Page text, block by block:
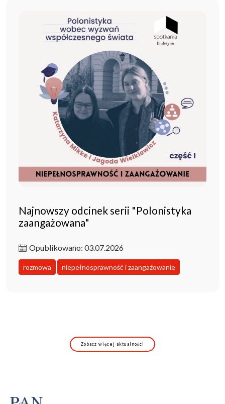
Najnowszy odcinek serii "Polonistyka
zaangażowana"
Opublikowano: 03.07.2026
rozmowa niepełnosprawność i zaangażowanie
Zobacz więcej aktualności